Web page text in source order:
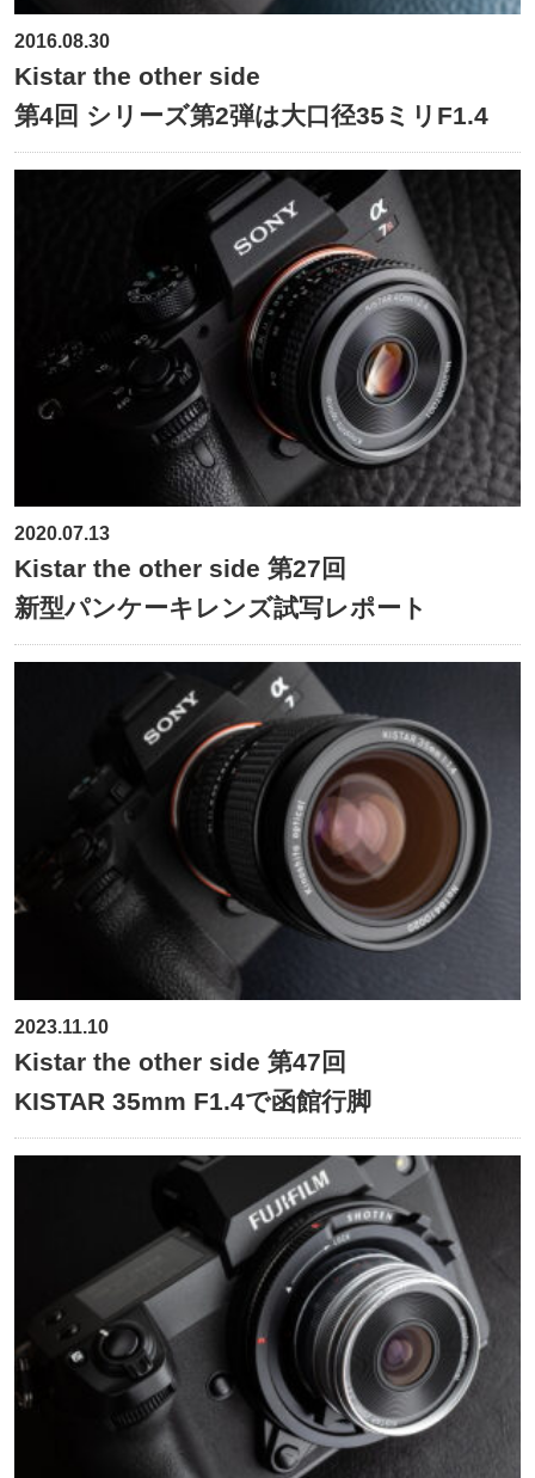
2016.08.30
Kistar the other side
第4回 シリーズ第2弾は大口径35ミリF1.4
2020.07.13
Kistar the other side 第27回
新型パンケーキレンズ試写レポート
2023.11.10
Kistar the other side 第47回
KISTAR 35mm F1.4で函館行脚